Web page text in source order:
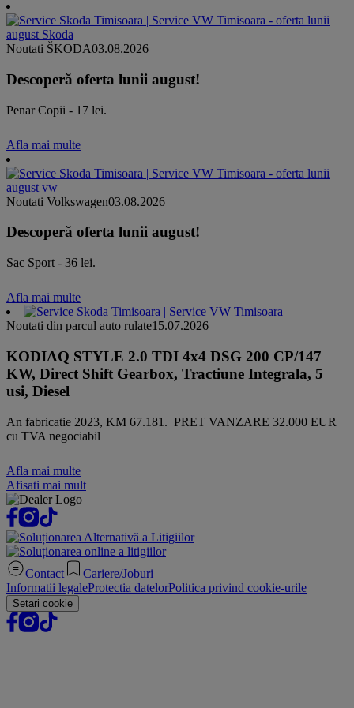
Noutati ŠKODA03.08.2026
Descoperă oferta lunii august!
Penar Copii - 17 lei.
Afla mai multe
Noutati Volkswagen03.08.2026
Descoperă oferta lunii august!
Sac Sport - 36 lei.
Afla mai multe
Noutati din parcul auto rulate15.07.2026
KODIAQ STYLE 2.0 TDI 4x4 DSG 200 CP/147
KW, Direct Shift Gearbox, Tractiune Integrala, 5
usi, Diesel
An fabricatie 2023, KM 67.181. PRET VANZARE 32.000 EUR
cu TVA negociabil
Afla mai multe
Afisati mai mult
Contact
Cariere/Joburi
Informatii legaleProtectia datelorPolitica privind cookie-urile
Setari cookie